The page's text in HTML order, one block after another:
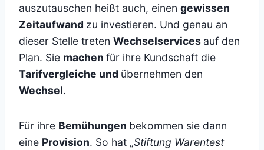
auszutauschen heißt auch, einen gewissen
Zeitaufwand zu investieren. Und genau an
dieser Stelle treten Wechselservices auf den
Plan. Sie machen für ihre Kundschaft die
Tarifvergleiche und übernehmen den
Wechsel.
Für ihre Bemühungen bekommen sie dann
eine Provision. So hat „Stiftung Warentest